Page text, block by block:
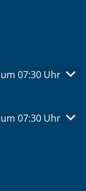
07:30 Uhr
07:30 Uhr